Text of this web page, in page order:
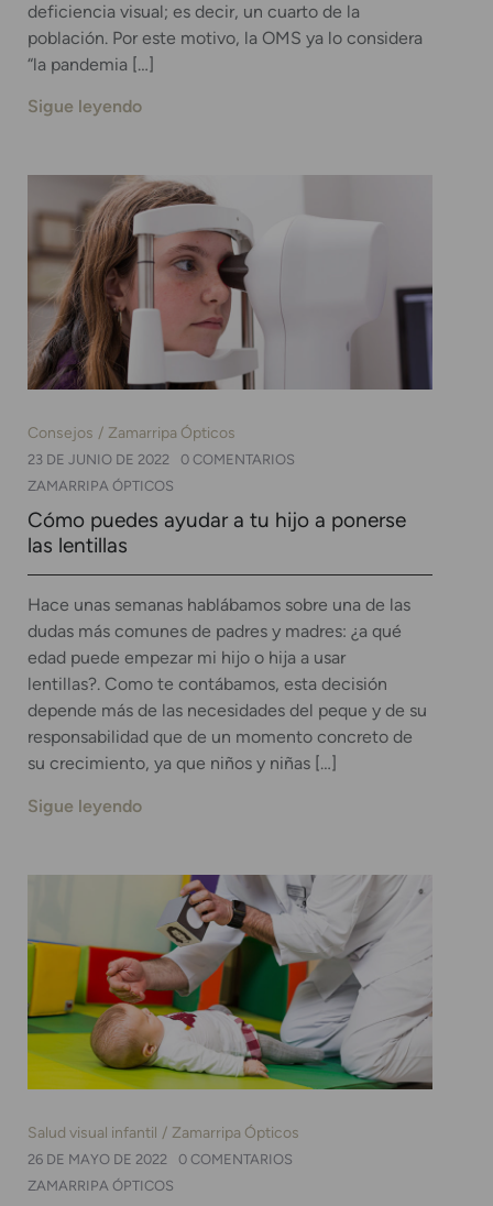
deficiencia visual; es decir, un cuarto de la
población. Por este motivo, la OMS ya lo considera
“la pandemia […]
Sigue leyendo
Consejos Zamarripa Ópticos
23 DE JUNIO DE 2022
0 COMENTARIOS
ZAMARRIPA ÓPTICOS
Cómo puedes ayudar a tu hijo a ponerse
las lentillas
Hace unas semanas hablábamos sobre una de las
dudas más comunes de padres y madres: ¿a qué
edad puede empezar mi hijo o hija a usar
lentillas?. Como te contábamos, esta decisión
depende más de las necesidades del peque y de su
responsabilidad que de un momento concreto de
su crecimiento, ya que niños y niñas […]
Sigue leyendo
Salud visual infantil Zamarripa Ópticos
26 DE MAYO DE 2022
0 COMENTARIOS
ZAMARRIPA ÓPTICOS